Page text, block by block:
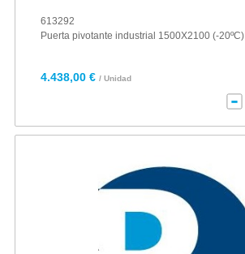
613292
Puerta pivotante industrial 1500X2100 (-20ºC)
4.438,00 € / Unidad